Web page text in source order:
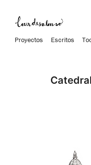
Proyectos Escritos